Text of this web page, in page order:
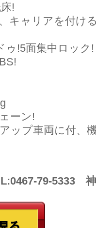
!
キャリアを付け
ゥ!5面集中ロック!
ーン!
ップ車両に付、
79-5333 神